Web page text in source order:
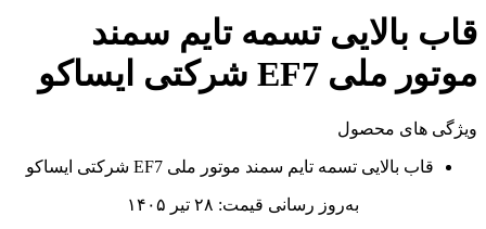
قاب بالایی تسمه تایم سمند
موتور ملی EF7 شرکتی ایساکو
ویژگی های محصول
قاب بالایی تسمه تایم سمند موتور ملی EF7 شرکتی ایساکو
به‌روز رسانی قیمت: ۲۸ تیر ۱۴۰۵